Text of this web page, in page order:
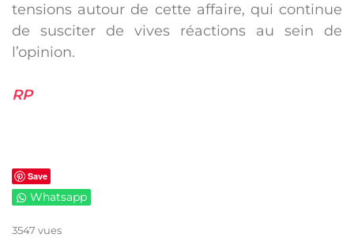
tensions autour de cette affaire, qui continue
de susciter de vives réactions au sein de
l’opinion.
RP
Save
Whatsapp
3547 vues